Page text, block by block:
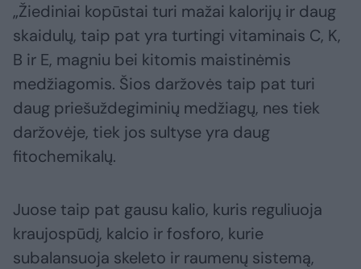
„Žiediniai kopūstai turi mažai kalorijų ir daug
skaidulų, taip pat yra turtingi vitaminais C, K,
B ir E, magniu bei kitomis maistinėmis
medžiagomis. Šios daržovės taip pat turi
daug priešuždegiminių medžiagų, nes tiek
daržovėje, tiek jos sultyse yra daug
fitochemikalų.
Juose taip pat gausu kalio, kuris reguliuoja
kraujospūdį, kalcio ir fosforo, kurie
subalansuoja skeleto ir raumenų sistemą,